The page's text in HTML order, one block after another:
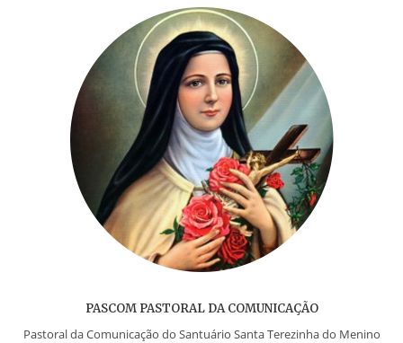
PASCOM PASTORAL DA COMUNICAÇÃO
Pastoral da Comunicação do Santuário Santa Terezinha do Menino